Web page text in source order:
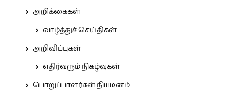
அறிக்கைகள்
வாழ்த்துச் செய்திகள்
அறிவிப்புகள்
எதிர்வரும் நிகழ்வுகள்
பொறுப்பாளர்கள் நியமனம்